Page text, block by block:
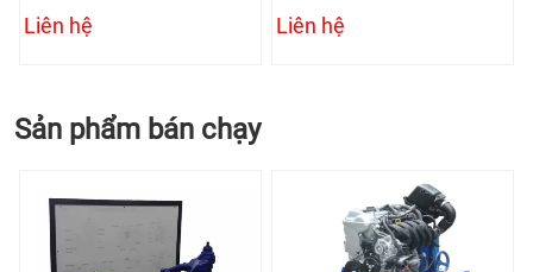
Liên hệ Liên hệ
Sản phẩm bán chạy